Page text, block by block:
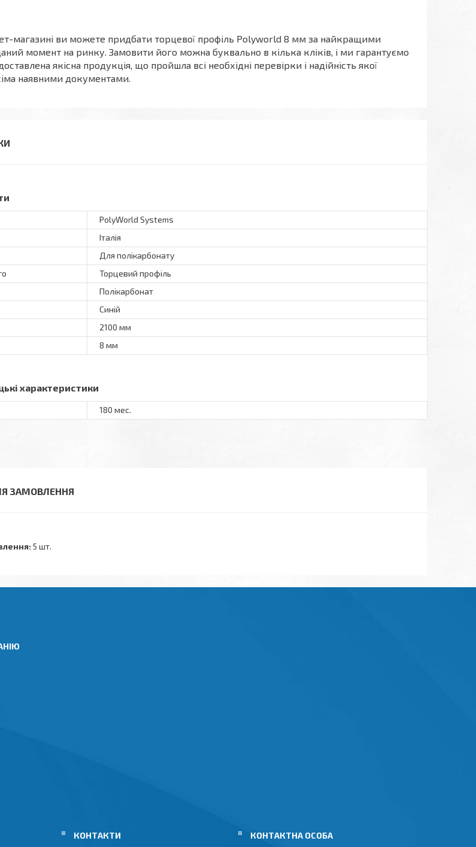
магазині ви можете придбати торцевої профіль Polyworld 8 мм за найкращими
момент на ринку. Замовити його можна буквально в кілька кліків, і ми гарантуємо
якісна продукція, що пройшла всі необхідні перевірки і надійність якої
наявними документами.
PolyWorld Systems
Італія
Для полікарбонату
Торцевий профіль
Полікарбонат
Синій
2100 мм
8 мм
характеристики
180 мес.
ЗАМОВЛЕННЯ
5 шт.